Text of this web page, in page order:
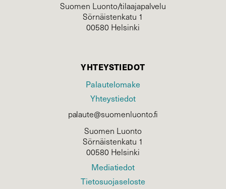
Suomen Luonto/tilaajapalvelu
Sörnäistenkatu 1
00580 Helsinki
YHTEYSTIEDOT
Palautelomake
Yhteystiedot
palaute@suomenluonto.fi
Suomen Luonto
Sörnäistenkatu 1
00580 Helsinki
Mediatiedot
Tietosuojaseloste